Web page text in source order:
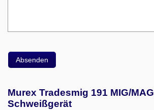
Murex Tradesmig 191 MIG/MAG
Schweißgerät